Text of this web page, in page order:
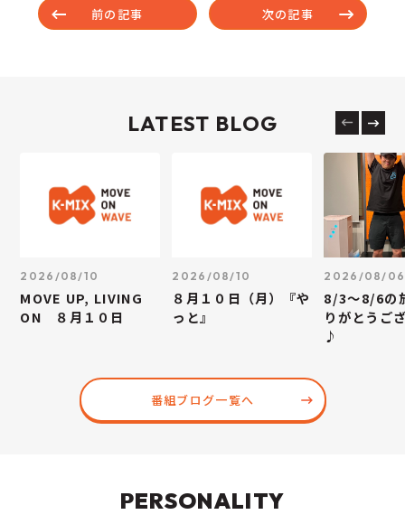
前の記事 次の記事
LATEST BLOG
2026/08/10
MOVE UP, LIVING
ON ８月１０日
2026/08/10
８月１０日（月）『や
っと』
2026/08/06
8/3～8/6の
りがとうご
♪
番組ブログ一覧へ
PERSONALITY